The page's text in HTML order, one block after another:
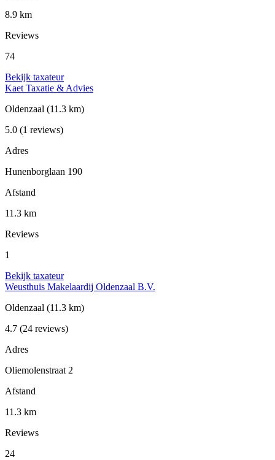
8.9 km
Reviews
74
Bekijk taxateur
Kaet Taxatie & Advies
Oldenzaal (11.3 km)
5.0 (1 reviews)
Adres
Hunenborglaan 190
Afstand
11.3 km
Reviews
1
Bekijk taxateur
Weusthuis Makelaardij Oldenzaal B.V.
Oldenzaal (11.3 km)
4.7 (24 reviews)
Adres
Oliemolenstraat 2
Afstand
11.3 km
Reviews
24